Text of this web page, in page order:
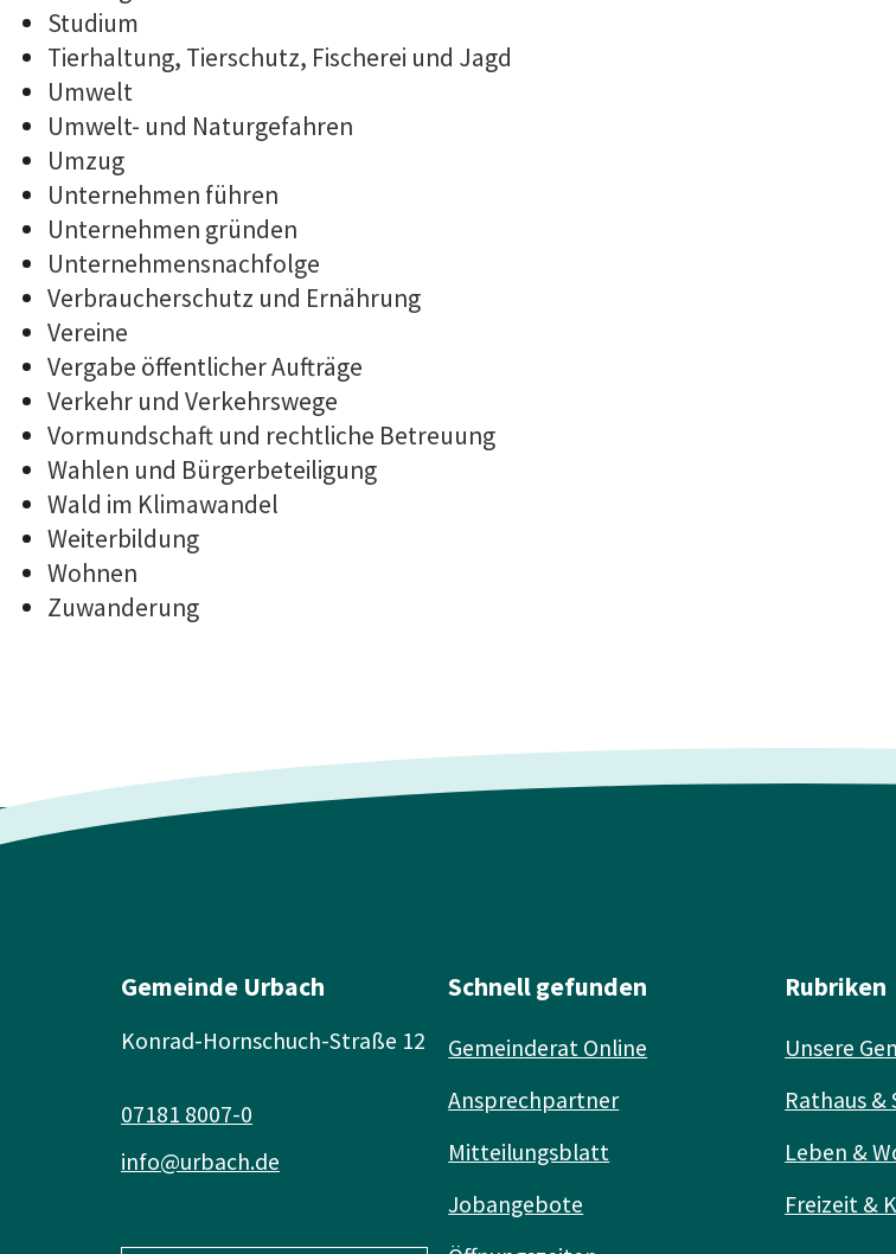
Studium
Tierhaltung, Tierschutz, Fischerei und Jagd
Umwelt
Umwelt- und Naturgefahren
Umzug
Unternehmen führen
Unternehmen gründen
Unternehmensnachfolge
Verbraucherschutz und Ernährung
Vereine
Vergabe öffentlicher Aufträge
Verkehr und Verkehrswege
Vormundschaft und rechtliche Betreuung
Wahlen und Bürgerbeteiligung
Wald im Klimawandel
Weiterbildung
Wohnen
Zuwanderung
Gemeinde Urbach
Konrad-Hornschuch-Straße 12
info@urbach.de
07181 8007-0
Schnell gefunden
Gemeinderat Online
Ansprechpartner
Mitteilungsblatt
Jobangebote
Rubriken
Unsere
Rathaus &
Leben &
Freizeit &